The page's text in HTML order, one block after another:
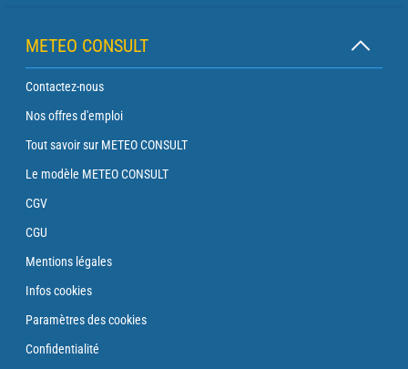
METEO CONSULT
Contactez-nous
Nos offres d'emploi
Tout savoir sur METEO CONSULT
Le modèle METEO CONSULT
CGV
CGU
Mentions légales
Infos cookies
Paramètres des cookies
Confidentialité